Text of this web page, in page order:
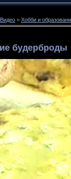
Видео » Хобби и
будерброды